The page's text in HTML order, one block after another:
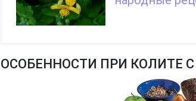
ОСОБЕННОСТИ ПРИ КОЛИТЕ